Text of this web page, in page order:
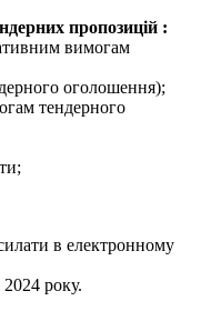
пропозицій :
вимогам
оголошення);
тендерного
в електронному
року.